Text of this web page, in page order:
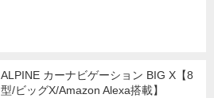
ALPINE カーナビゲーション BIG X【8
型/ビッグX/Amazon Alexa搭載】